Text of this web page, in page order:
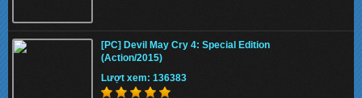
[PC] Devil May Cry 4: Special Edition
(Action/2015)
Lượt xem: 136383